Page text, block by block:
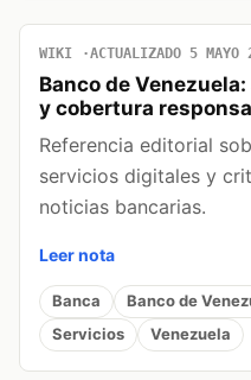
WIKI ACTUALIZADO 5 MAYO
Banco de
y cobertura
Referencia editorial
servicios digitales y
noticias bancarias.
Leer nota
Banca Banco de
Servicios
Venezuela